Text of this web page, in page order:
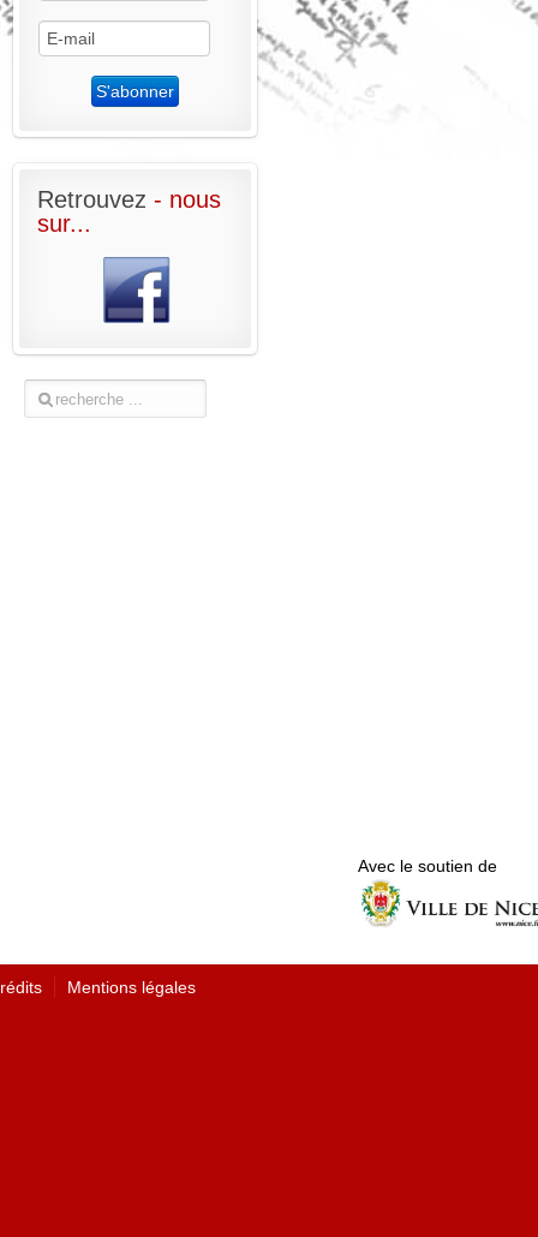
Retrouvez - nous
sur...
Avec le soutien de
Mentions légales